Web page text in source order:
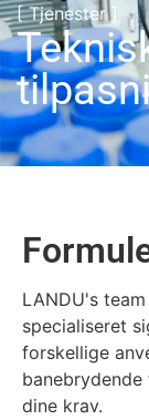
[ Tjenester ]
LANDU's
specialiseret
forskellige
dine krav.